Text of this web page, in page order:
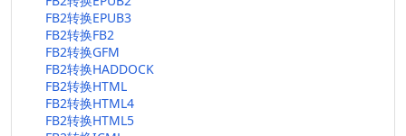
FB2转换EPUB3
FB2转换FB2
FB2转换GFM
FB2转换HADDOCK
FB2转换HTML
FB2转换HTML4
FB2转换HTML5